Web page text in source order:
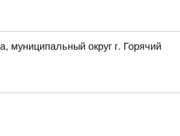
округ г. Горячий